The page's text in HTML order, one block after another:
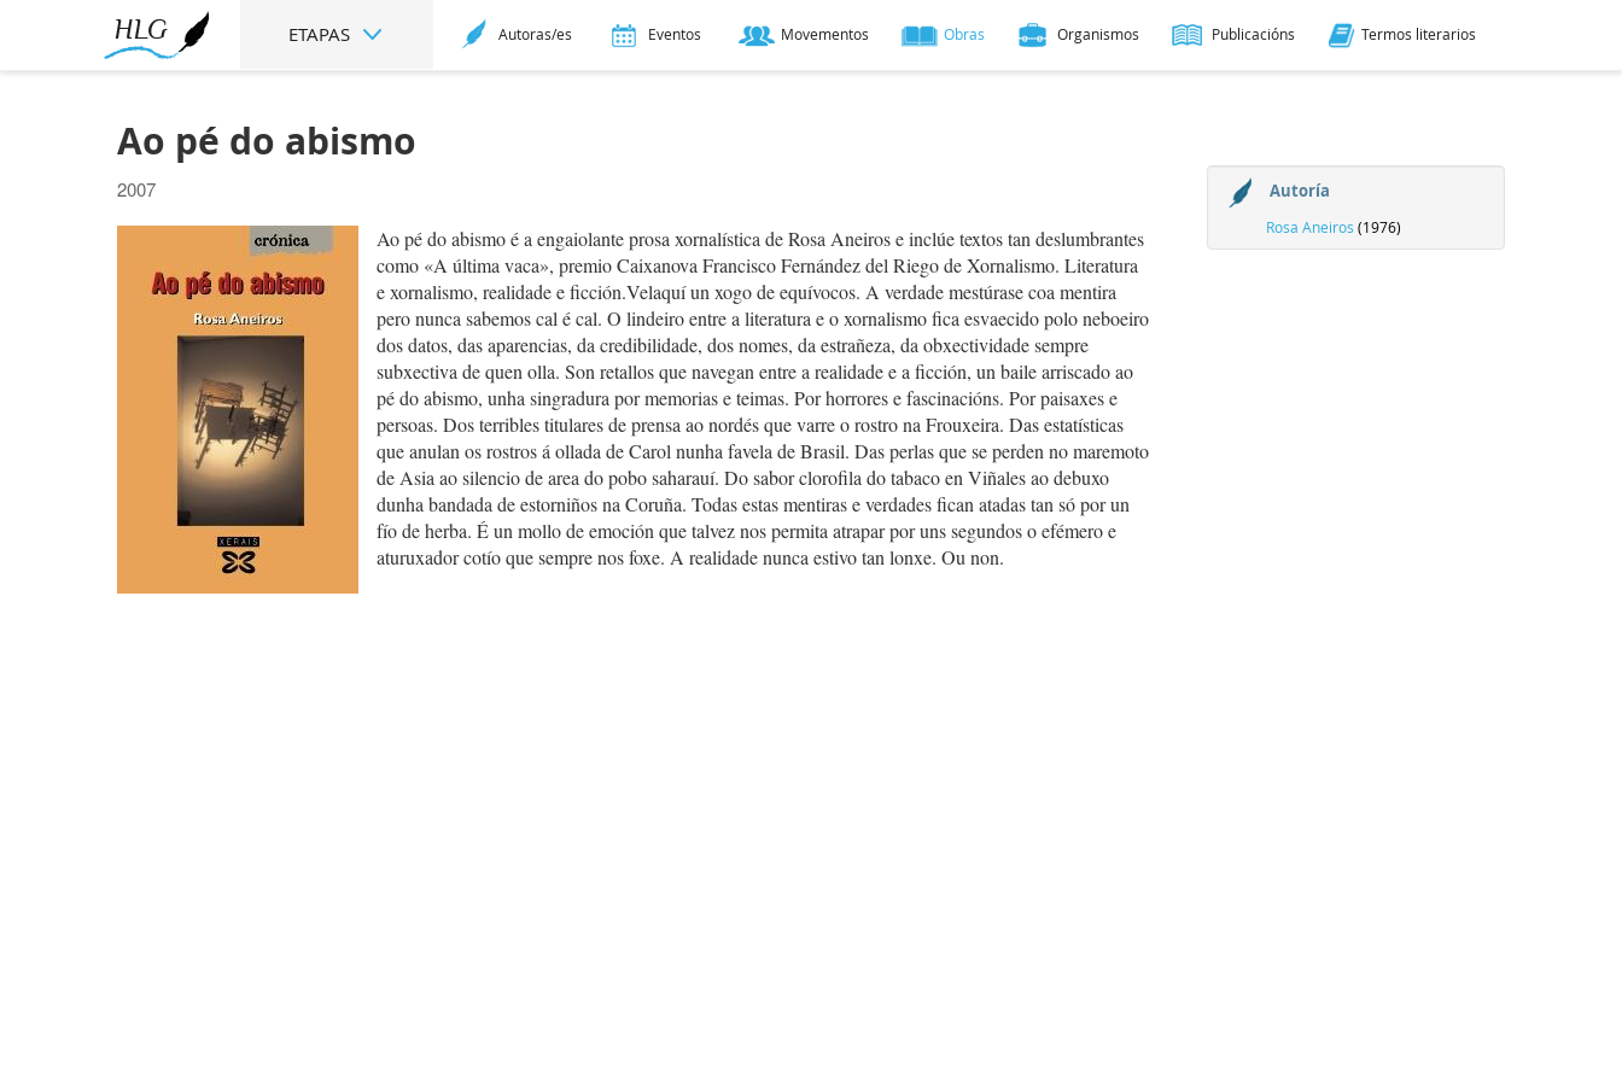
ETAPAS Autoras/es Eventos Movementos Obras Organismos Publicacións Termos literarios
Ao pé do abismo
2007
Ao pé do abismo é a engaiolante prosa xornalística de Rosa Aneiros e inclúe textos tan deslumbrantes
como «A última vaca», premio Caixanova Francisco Fernández del Riego de Xornalismo. Literatura
e xornalismo, realidade e ficción.Velaquí un xogo de equívocos. A verdade mestúrase coa mentira
pero nunca sabemos cal é cal. O lindeiro entre a literatura e o xornalismo fica esvaecido polo neboeiro
dos datos, das aparencias, da credibilidade, dos nomes, da estrañeza, da obxectividade sempre
subxectiva de quen olla. Son retallos que navegan entre a realidade e a ficción, un baile arriscado ao
pé do abismo, unha singradura por memorias e teimas. Por horrores e fascinacións. Por paisaxes e
persoas. Dos terribles titulares de prensa ao nordés que varre o rostro na Frouxeira. Das estatísticas
que anulan os rostros á ollada de Carol nunha favela de Brasil. Das perlas que se perden no maremoto
de Asia ao silencio de area do pobo saharauí. Do sabor clorofila do tabaco en Viñales ao debuxo
dunha bandada de estorniños na Coruña. Todas estas mentiras e verdades fican atadas tan só por un
fío de herba. É un mollo de emoción que talvez nos permita atrapar por uns segundos o efémero e
aturuxador cotío que sempre nos foxe. A realidade nunca estivo tan lonxe. Ou non.
Autoría
Rosa Aneiros (1976)